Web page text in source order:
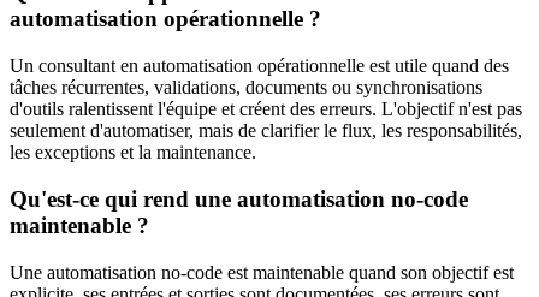
automatisation opérationnelle ?
Un consultant en automatisation opérationnelle est utile quand des
tâches récurrentes, validations, documents ou synchronisations
d'outils ralentissent l'équipe et créent des erreurs. L'objectif n'est pas
seulement d'automatiser, mais de clarifier le flux, les responsabilités,
les exceptions et la maintenance.
Qu'est-ce qui rend une automatisation no-code
maintenable ?
Une automatisation no-code est maintenable quand son objectif est